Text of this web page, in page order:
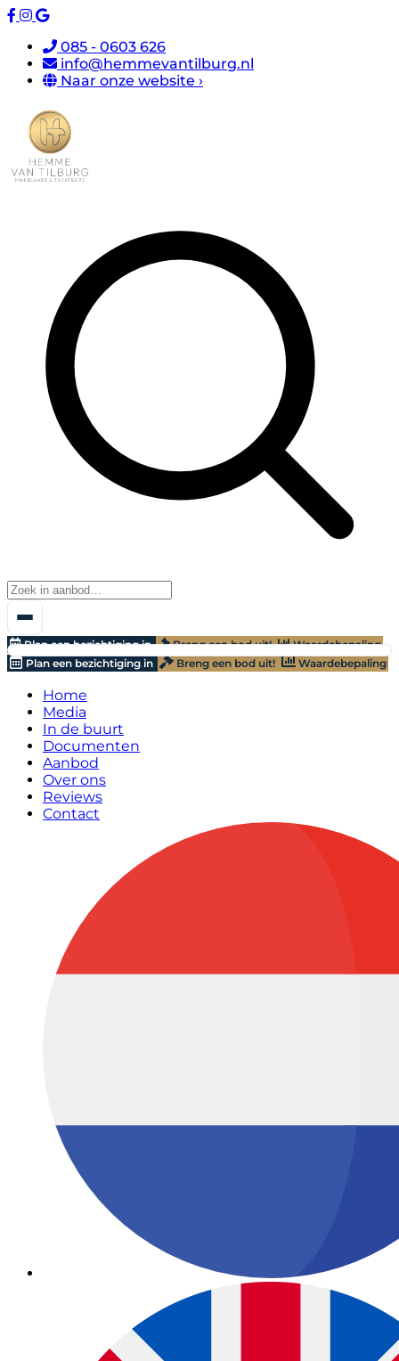
085 - 0603 626
info@hemmevantilburg.nl
Naar onze website ›
Plan een bezichtiging in Breng een bod uit!
Waardebepaling
Plan een bezichtiging in
Breng een bod uit! Waardebepaling
Home
Media
In de buurt
Documenten
Aanbod
Over ons
Reviews
Contact